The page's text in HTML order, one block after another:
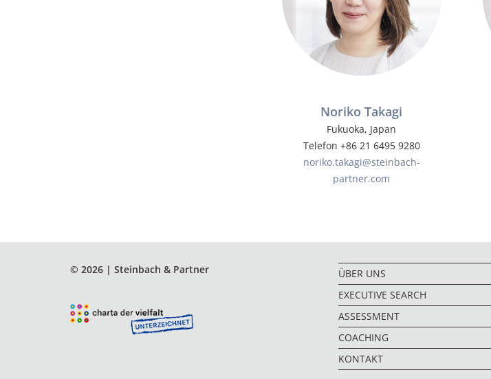
Noriko Takagi
Fukuoka, Japan
Telefon +86 21 6495 9280
noriko.takagi@steinbach-
partner.com
© 2026 | Steinbach & Partner
ÜBER UNS
EXECUTIVE SEARCH
ASSESSMENT
COACHING
KONTAKT